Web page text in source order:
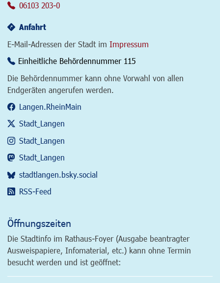
06103 203-0
Anfahrt
E-Mail-Adressen der Stadt im Impressum
Einheitliche Behördennummer 115
Die Behördennummer kann ohne Vorwahl von allen
Endgeräten angerufen werden.
Langen.RheinMain
Stadt_Langen
Stadt_Langen
Stadt_Langen
stadtlangen.bsky.social
RSS-Feed
Öffnungszeiten
Die Stadtinfo im Rathaus-Foyer (Ausgabe beantragter
Ausweispapiere, Infomaterial, etc.) kann ohne Termin
besucht werden und ist geöffnet: